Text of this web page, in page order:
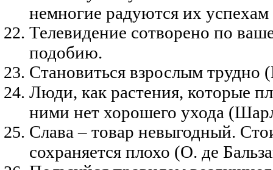
немногие радуются их
Телевидение сотворено по
подобию.
Становиться взрослым трудно
Люди, как растения, которые
ними нет хорошего ухода
Слава – товар невыгодный.
сохраняется плохо (О. де